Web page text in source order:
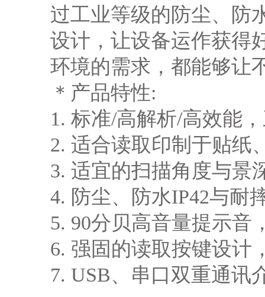
过工业等级的防尘、防
设计，让设备运作获得
环境的需求，都能够让
＊产品特性:
1. 标准/高解析/高效能
2. 适合读取印制于贴纸
3. 适宜的扫描角度与景
4. 防尘、防水IP42与耐
5. 90分贝高音量提示音
6. 强固的读取按键设计
7. USB、串口双重通讯